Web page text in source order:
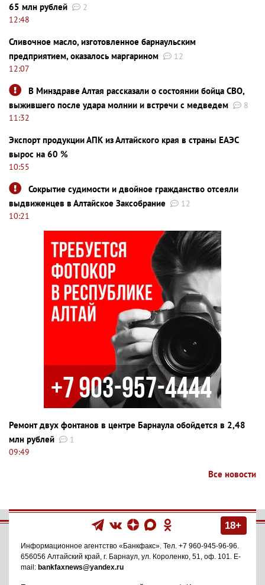
65 млн рублей
2
12:48
Сливочное масло, изготовленное барнаульским
предприятием, оказалось маргарином
12
12:07
В Минздраве Алтая рассказали о состоянии бойца СВО,
выжившего после удара молнии и встречи с медведем
8
11:32
Экспорт продукции АПК из Алтайского края в страны ЕАЭС
вырос на 60 %
10:55
Сокрытие судимости и двойное гражданство отсеяли
выдвиженцев в Алтайское Заксобрание
12
10:21
Ремонт двух фонтанов в центре Барнаула обойдется в 2,48
млн рублей
1
09:49
Все новости
18+
Информационное агентство «Банкфакс» . Тел. +7 960-945-96-96
656056 Алтайский край, г. Барнаул ул. Короленко, 51, оф. 101
. E-
mail: bankfaxnews@yandex.ru